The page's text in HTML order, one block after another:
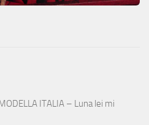
ITALIA – Luna lei mi